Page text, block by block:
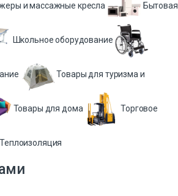
и массажные кресла Бытовая
Школьное оборудование
Товары для туризма и
Товары для дома Торговое
Теплоизоляция